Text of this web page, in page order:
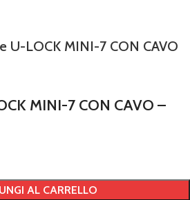
U-LOCK MINI-7 CON CAVO
MINI-7 CON CAVO –
AL CARRELLO